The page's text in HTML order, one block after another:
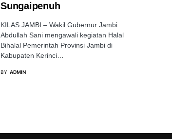
Sungaipenuh
KILAS JAMBI – Wakil Gubernur Jambi
Abdullah Sani mengawali kegiatan Halal
Bihalal Pemerintah Provinsi Jambi di
Kabupaten Kerinci…
BY ADMIN